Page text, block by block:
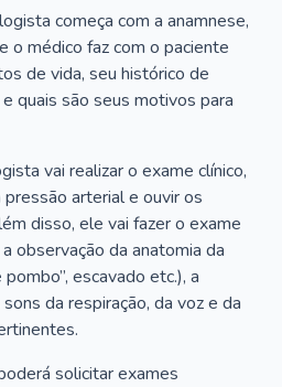
começa com a anamnese,
o médico faz com o paciente
de vida, seu histórico de
quais são seus motivos para
vai realizar o exame clínico,
arterial e ouvir os
disso, ele vai fazer o exame
observação da anatomia da
escavado etc.), a
da respiração, da voz e da
solicitar exames